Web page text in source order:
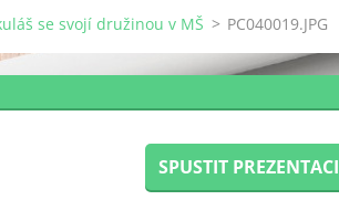
se svojí družinou v MŠ > PC040019.JPG
SPUSTIT PREZENTACI